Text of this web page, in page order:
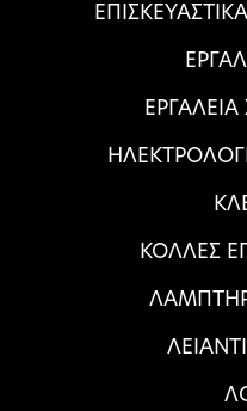
ΚΟΛΛΕΣ